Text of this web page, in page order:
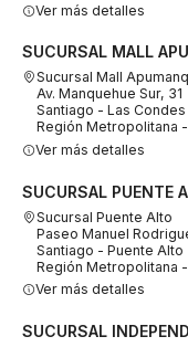
Ver más detalles
SUCURSAL MALL
Sucursal Mall
Av. Manquehue Sur, 31
Santiago - Las Condes
Región Metropolitana
Ver más detalles
SUCURSAL PUENTE
Sucursal Puente Alto
Paseo Manuel
Santiago - Puente Alto
Región Metropolitana
Ver más detalles
SUCURSAL